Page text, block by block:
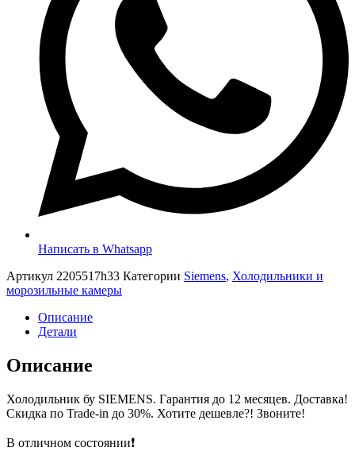
Написать в Whatsapp
Артикул 2205517h33 Категории Siemens, Холодильники и
морозильные камеры
Описание
Детали
Описание
Холодильник бу SIEMENS. Гарантия до 12 месяцев. Доставка!
Скидка по Trade-in до 30%. Хотите дешевле?! Звоните!
В отличном состоянии❗